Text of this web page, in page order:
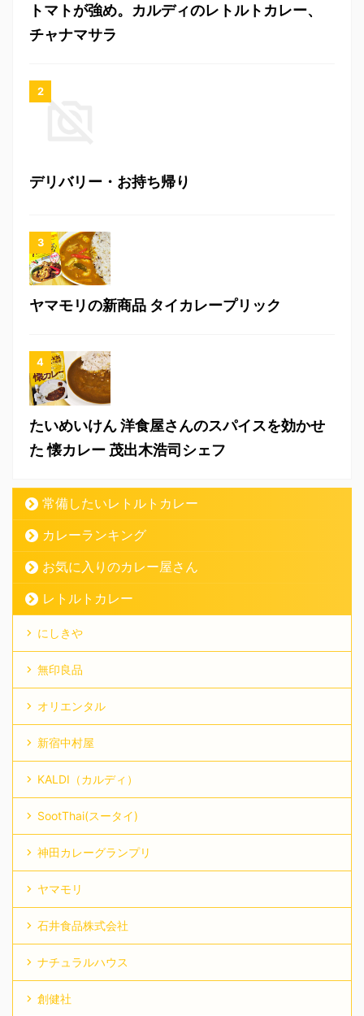
トマトが強め。カルディのレトルトカレー、
チャナマサラ
デリバリー・お持ち帰り
ヤマモリの新商品 タイカレープリック
たいめいけん 洋食屋さんのスパイスを効かせ
た 懐カレー 茂出木浩司シェフ
常備したいレトルトカレー
カレーランキング
お気に入りのカレー屋さん
レトルトカレー
にしきや
無印良品
オリエンタル
新宿中村屋
KALDI（カルディ）
SootThai(スータイ)
神田カレーグランプリ
ヤマモリ
石井食品株式会社
ナチュラルハウス
創健社